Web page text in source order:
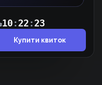
10:22 :22
Купити квиток